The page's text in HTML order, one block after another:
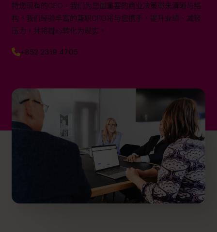
持您现有的CFO，我们为您最重要的商业决策带来清晰与结
构。我们经验丰富的兼职CFO将与您携手，提升业绩、减轻
压力，并将雄心转化为现实。
+852 2319 4705